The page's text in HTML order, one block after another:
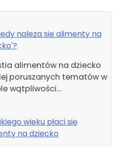
naleza sie alimenty na
alimentów na dziecko
poruszanych tematów w
wątpliwości…
wieku płaci się
na dziecko